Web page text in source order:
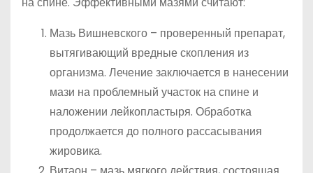
Мазь Вишневского – проверенный препарат,
вытягивающий вредные скопления из
организма. Лечение заключается в нанесении
мази на проблемный участок на спине и
наложении лейкопластыря. Обработка
продолжается до полного рассасывания
жировика.